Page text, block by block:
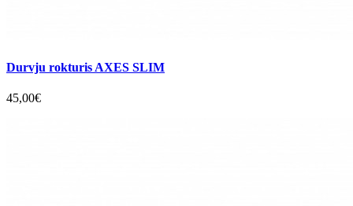
Durvju rokturis AXES SLIM
45,00€